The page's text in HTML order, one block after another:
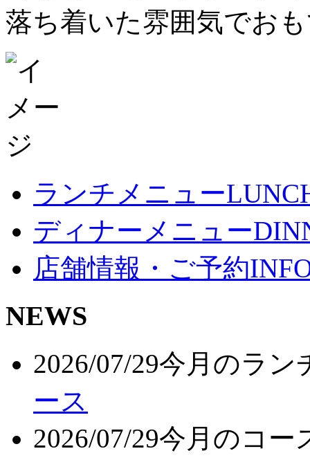
落ち着いた雰囲気でお
ランチメニュー
ディナーメニュー
店舗情報・ご予約
NEWS
2026/07/29今月のラン
ース
2026/07/29今月のコー